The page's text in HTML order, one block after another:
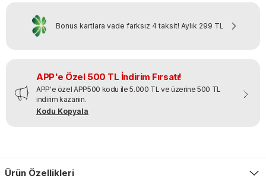
Bonus kartlara vade farksız 4 taksit! Aylık 299 TL
APP'e Özel 500 TL İndirim Fırsatı!
APP'e özel APP500 kodu ile 5.000 TL ve üzerine 500 TL
indirim kazanın.
Kodu Kopyala
Ürün Özellikleri